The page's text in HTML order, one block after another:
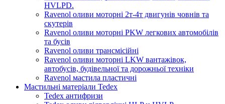
HVLPD.
Ravenol оливи моторні 2т-4т двигунів човнів та
скутерів
Ravenol оливи моторні PKW легкових автомобілів
та бусів
Ravenol оливи трансмісійні
Ravenol оливи моторні LKW вантажівок,
автобусів, будівельної та дорожньої техніки
Ravenol мастила пластичні
Мастильні матеріали Tedex
Tedex антифризи